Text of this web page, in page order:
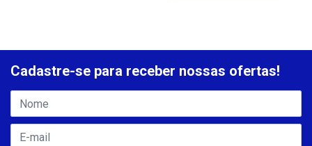
Cadastre-se para receber nossas ofertas!